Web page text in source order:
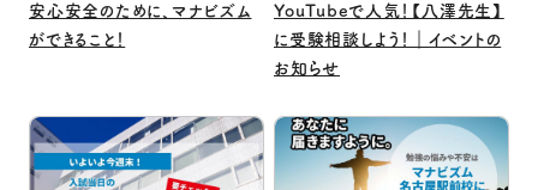
安心安全のために、マナビズム
ができること！
YouTubeで人気！【八澤先生】
に受験相談しよう！｜イベントの
お知らせ